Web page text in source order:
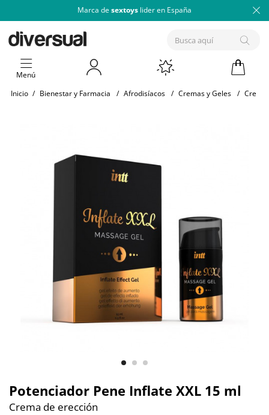
Marca de sextoys lider en España
Menú
Inicio / Bienestar y Farmacia / Afrodisíacos / Cremas y Geles /
Potenciador Pene Inflate XXL 15 ml
Crema de erección